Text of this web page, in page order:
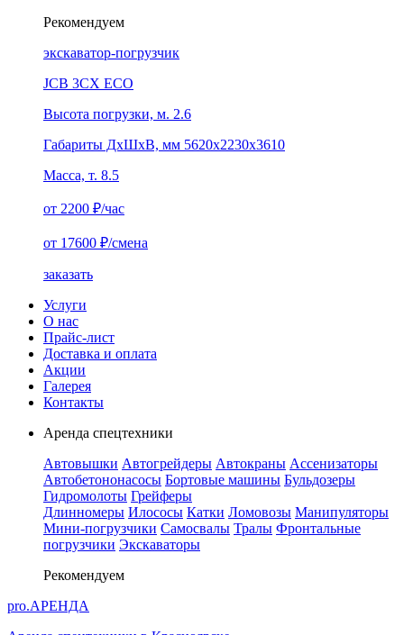
Рекомендуем
экскаватор-погрузчик
JCB 3CX ECO
Высота погрузки, м. 2.6
Габариты ДхШхВ, мм 5620x2230x3610
Масса, т. 8.5
от 2200 ₽/час
от 17600 ₽/смена
заказать
Услуги
О нас
Прайс-лист
Доставка и оплата
Акции
Галерея
Контакты
Аренда спецтехники
Автовышки Автогрейдеры Автокраны Ассенизаторы
Автобетононасосы Бортовые машины Бульдозеры
Гидромолоты Грейферы
Длинномеры Илососы Катки Ломовозы Манипуляторы
Мини-погрузчики Самосвалы Тралы Фронтальные
погрузчики Экскаваторы
Рекомендуем
pro.АРЕНДА